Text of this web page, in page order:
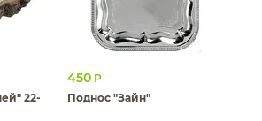
22-
450 Р
Поднос "Зайн"